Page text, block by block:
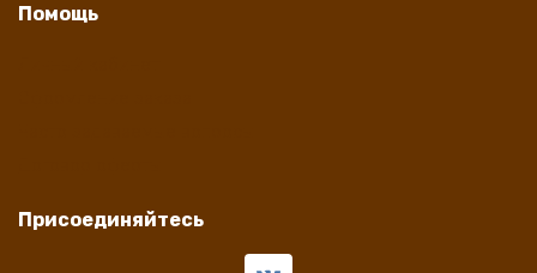
Помощь
Присоединяйтесь